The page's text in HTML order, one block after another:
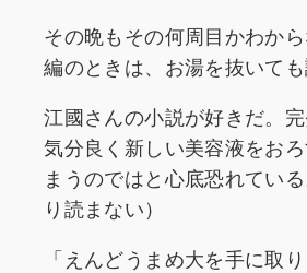
その晩もその何周目かわか
編のときは、お湯を抜いて
江國さんの小説が好きだ。
気分良く新しい美容液をお
まうのではと心底恐れてい
り読まない）
「えんどうまめ大を手に取